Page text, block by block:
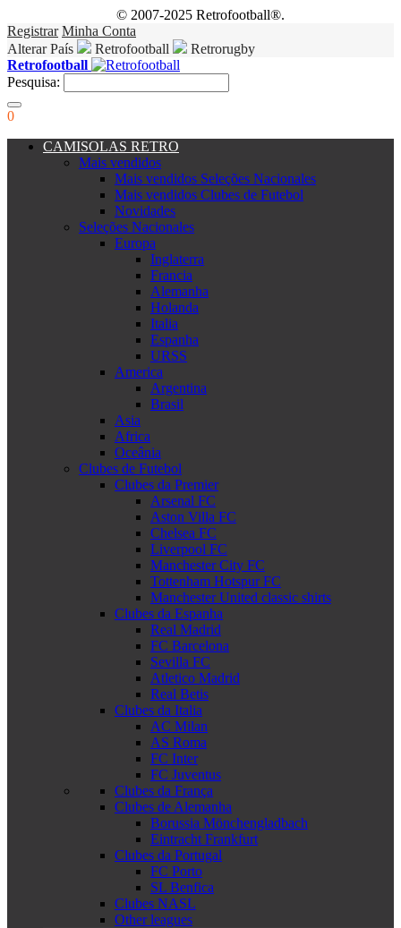
© 2007-2025 Retrofootball®.
Registrar Minha Conta
Alterar País
Retrofootball
Retrorugby
Retrofootball
Pesquisa:
0
CAMISOLAS RETRO
Mais vendidos
Mais vendidos Seleções Nacionales
Mais vendidos Clubes de Futebol
Novidades
Seleções Nacionales
Europa
Inglaterra
Francia
Alemanha
Holanda
Italia
Espanha
URSS
America
Argentina
Brasil
Asia
Africa
Oceânia
Clubes de Futebol
Clubes da Premier
Arsenal FC
Aston Villa FC
Chelsea FC
Liverpool FC
Manchester City FC
Tottenham Hotspur FC
Manchester United classic shirts
Clubes da Espanha
Real Madrid
FC Barcelona
Sevilla FC
Atletico Madrid
Real Betis
Clubes da Italia
AC Milan
AS Roma
FC Inter
FC Juventus
Clubes da França
Clubes de Alemanha
Borussia Mönchengladbach
Eintracht Frankfurt
Clubes da Portugal
FC Porto
SL Benfica
Clubes NASL
Other leagues